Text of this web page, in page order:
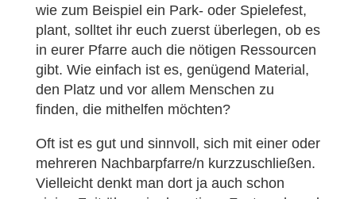
wie zum Beispiel ein Park- oder Spielefest,
plant, solltet ihr euch zuerst überlegen, ob es
in eurer Pfarre auch die nötigen Ressourcen
gibt. Wie einfach ist es, genügend Material,
den Platz und vor allem Menschen zu
finden, die mithelfen möchten?
Oft ist es gut und sinnvoll, sich mit einer oder
mehreren Nachbarpfarre/n kurzzuschließen.
Vielleicht denkt man dort ja auch schon